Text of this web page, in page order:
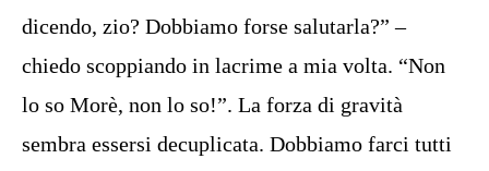
dicendo, zio? Dobbiamo forse salutarla?” –
chiedo scoppiando in lacrime a mia volta. “Non
lo so Morè, non lo so!”. La forza di gravità
sembra essersi decuplicata. Dobbiamo farci tutti